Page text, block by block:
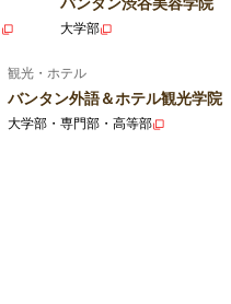
大学部
観光・ホテル
バンタン外語＆ホテル観光学院
大学部・専門部・高等部